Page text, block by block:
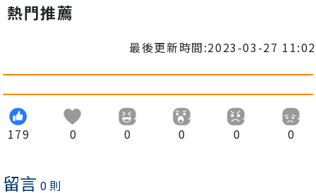
熱門推薦
最後更新時間:2023-03-27 11:02
179 0 0 0 0 0